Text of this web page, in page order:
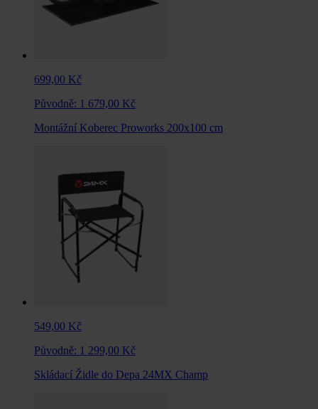
699,00 Kč
Původně: 1 679,00 Kč
Montážní Koberec Proworks 200x100 cm
549,00 Kč
Původně: 1 299,00 Kč
Skládací Židle do Depa 24MX Champ